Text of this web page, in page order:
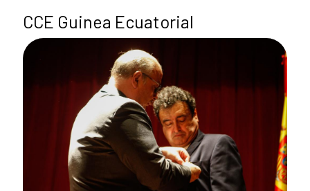
CCE Guinea Ecuatorial